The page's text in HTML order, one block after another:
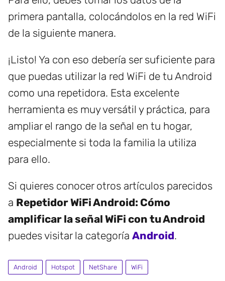
primera pantalla, colocándolos en la red WiFi
de la siguiente manera.
¡Listo! Ya con eso debería ser suficiente para
que puedas utilizar la red WiFi de tu Android
como una repetidora. Esta excelente
herramienta es muy versátil y práctica, para
ampliar el rango de la señal en tu hogar,
especialmente si toda la familia la utiliza
para ello.
Si quieres conocer otros artículos parecidos
a Repetidor WiFi Android: Cómo
amplificar la señal WiFi con tu Android
puedes visitar la categoría Android.
Android Hotspot NetShare WiFi